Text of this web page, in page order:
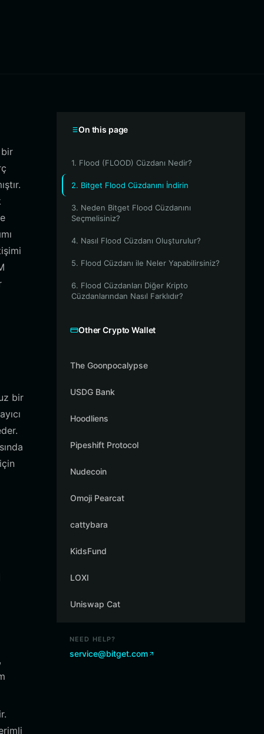
bir
On this page
1. Flood (FLOOD) Cüzdanı Nedir?
2. Bitget Flood Cüzdanını İndirin
3. Neden Bitget Flood Cüzdanını
Seçmelisiniz?
4. Nasıl Flood Cüzdanı Oluşturulur?
5. Flood Cüzdanı ile Neler Yapabilirsiniz?
6. Flood Cüzdanları Diğer Kripto
Cüzdanlarından Nasıl Farklıdır?
Other Crypto Wallet
The Goonpocalypse
USDG Bank
Hoodliens
Pipeshift Protocol
Nudecoin
Omoji Pearcat
cattybara
KidsFund
LOXI
Uniswap Cat
NEED HELP?
service@bitget.com